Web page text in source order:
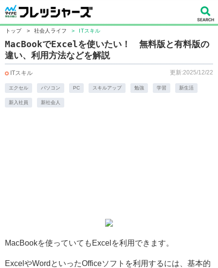
トップ > 社会人ライフ > ITスキル
MacBookでExcelを使いたい！ 無料版と有料版の
違い、利用方法などを解説
ITスキル 更新:2025/12/22
エクセル パソコン PC スキルアップ 勉強 学習 新生活
新入社員 新社会人
MacBookを使っていてもExcelを利用できます。
ExcelやWordといったOfficeソフトを利用するには、基本的